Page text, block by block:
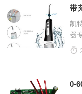
凯
器
+
